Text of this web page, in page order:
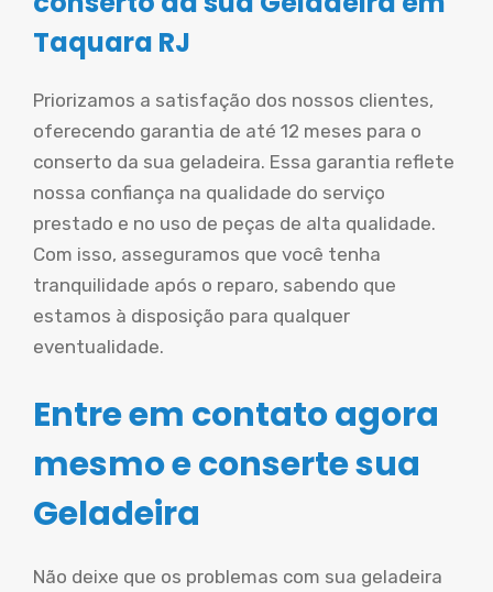
Taquara RJ
Priorizamos a satisfação dos nossos clientes,
oferecendo garantia de até 12 meses para o
conserto da sua geladeira. Essa garantia reflete
nossa confiança na qualidade do serviço
prestado e no uso de peças de alta qualidade.
Com isso, asseguramos que você tenha
tranquilidade após o reparo, sabendo que
estamos à disposição para qualquer
eventualidade.
Entre em contato agora
mesmo e conserte sua
Geladeira
Não deixe que os problemas com sua geladeira